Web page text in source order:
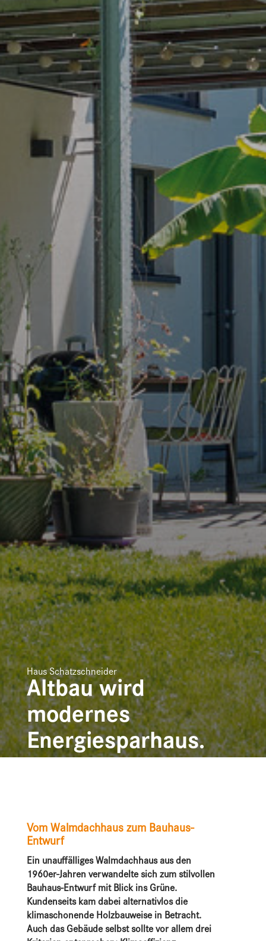
Haus Schatzschneider
Altbau wird
modernes
Energiesparhaus.
Vom Walmdachhaus zum Bauhaus-
Entwurf
Ein unauffälliges Walmdachhaus aus den
1960er-Jahren verwandelte sich zum stilvollen
Bauhaus-Entwurf mit Blick ins Grüne.
Kundenseits kam dabei alternativlos die
klimaschonende Holzbauweise in Betracht.
Auch das Gebäude selbst sollte vor allem drei